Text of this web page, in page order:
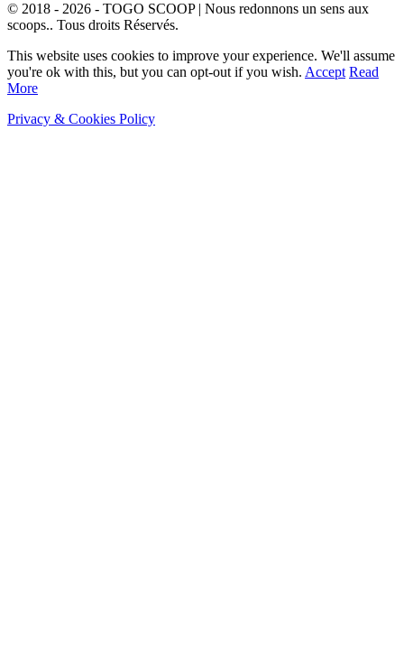
© 2018 - 2026 - TOGO SCOOP | Nous redonnons un sens aux
scoops.. Tous droits Réservés.
This website uses cookies to improve your experience. We'll assume
you're ok with this, but you can opt-out if you wish. Accept Read
More
Privacy & Cookies Policy